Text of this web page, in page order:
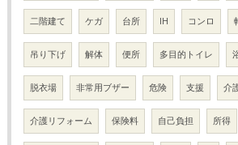
二階建て ケガ 台所 IH コンロ
吊り下げ 解体 便所 多目的トイレ
脱衣場 非常用ブザー 危険 支援 介
介護リフォーム 保険料 自己負担 所得